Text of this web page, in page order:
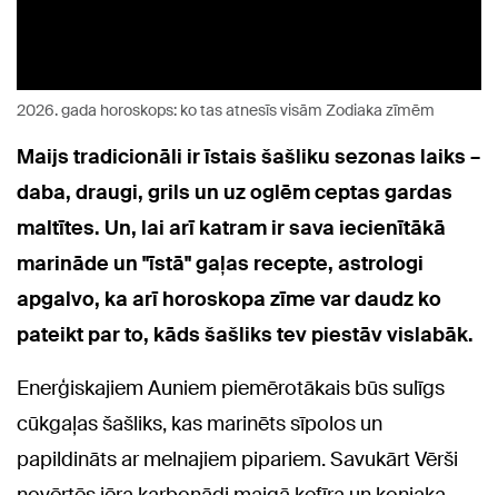
2026. gada horoskops: ko tas atnesīs visām Zodiaka zīmēm
Maijs tradicionāli ir īstais šašliku sezonas laiks –
daba, draugi, grils un uz oglēm ceptas gardas
maltītes. Un, lai arī katram ir sava iecienītākā
marināde un "īstā" gaļas recepte, astrologi
apgalvo, ka arī horoskopa zīme var daudz ko
pateikt par to, kāds šašliks tev piestāv vislabāk.
Enerģiskajiem Auniem piemērotākais būs sulīgs
cūkgaļas šašliks, kas marinēts sīpolos un
papildināts ar melnajiem pipariem. Savukārt Vērši